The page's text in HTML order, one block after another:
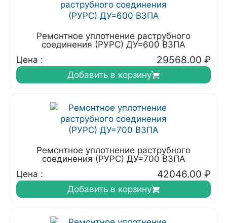
Ремонтное уплотнение раструбного
соединения (РУРС) ДУ=600 ВЗПА
Цена :
29568.00 ₽
Добавить в корзину
Ремонтное уплотнение раструбного
соединения (РУРС) ДУ=700 ВЗПА
Цена :
42046.00 ₽
Добавить в корзину